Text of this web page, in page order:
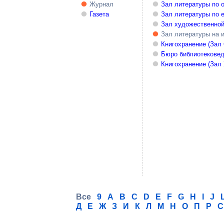
Журнал
Газета
Зал литературы по
Зал литературы по
Зал
Зал литературы на
Книгохранение
Бюро
Книгохранение
Все 9 A B C D E F G H J
Д
Е Ж З И К Л М Н О П Р С